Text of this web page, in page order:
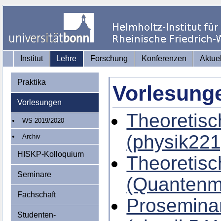
Institut Lehre Forschung Konferenzen
Praktika
Vorlesungen
WS 2019/2020
Archiv
HISKP-Kolloquium
Seminare
Fachschaft
Studenten-